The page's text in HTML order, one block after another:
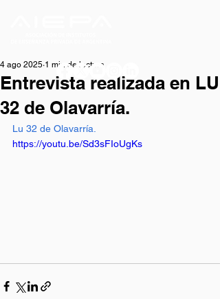
Entrevista realizada en LU
32 de Olavarría.
4 ago 2025 1 min de lectura
Lu 32 de Olavarría.
https://youtu.be/Sd3sFIoUgKs